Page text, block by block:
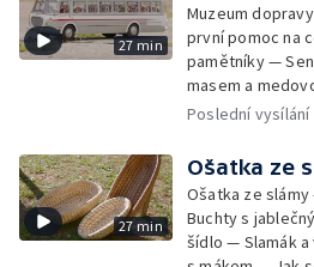
27 min
Muzeum
první pomoc na
pamětníky —
masem a
Domácí
Poslední vysílání
27 min
Ošatka ze
Ošatka ze
Buchty s
šídlo — Slamák